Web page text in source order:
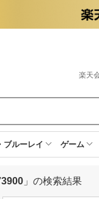
楽天
ブルーレイ ゲーム
」の検索結果